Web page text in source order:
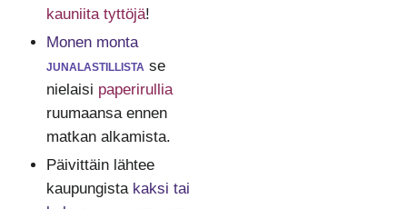
kauniita tyttöjä!
Monen monta
junalastillistase
nielaisi paperirullia
ruumaansa ennen
matkan alkamista.
Päivittäin lähtee
kaupungista kaksi tai